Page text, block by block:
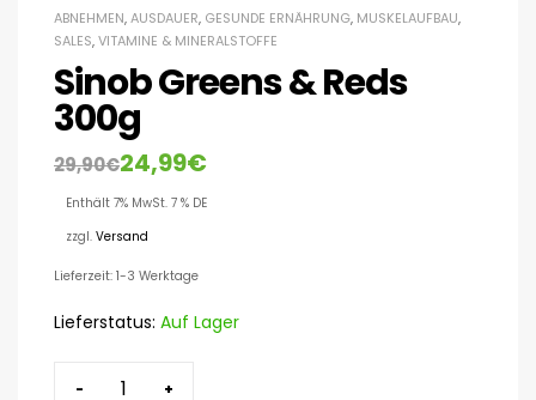
ABNEHMEN,AUSDAUER, GESUNDE ERNÄHRUNG, MUSKELAUFBAU,
SALES,VITAMINE & MINERALSTOFFE
Sinob Greens & Reds
300g
29,90€24,99€
Enthält 7% MwSt. 7 % DE
zzgl. Versand
Lieferzeit: 1-3 Werktage
Lieferstatus: Auf Lager
- +